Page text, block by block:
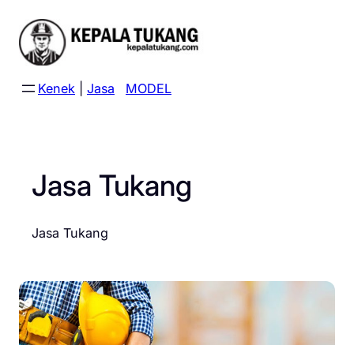
content
Kenek Jasa MODEL
Jasa Tukang
Jasa Tukang